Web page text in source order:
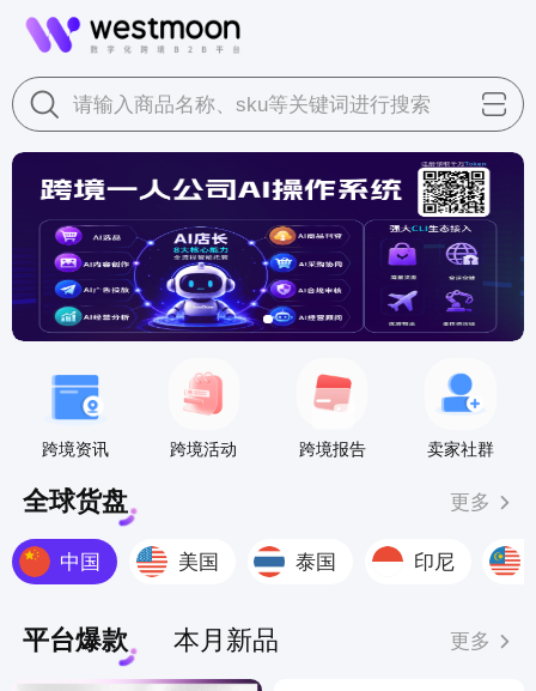
请输入商品名称、sku等关键词进行搜索
跨境资讯 跨境活动 跨境报告 卖家社群
全球货盘 更多
中国 美国 泰国 印尼
平台爆款 本月新品 更多